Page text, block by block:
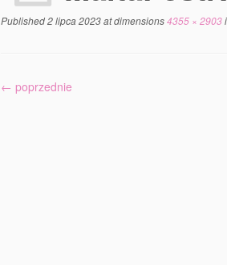
Published2 lipca 2023at dimensions4355 × 2903
← poprzednie